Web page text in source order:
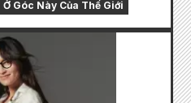
Ở Góc Này Của Thế Giới